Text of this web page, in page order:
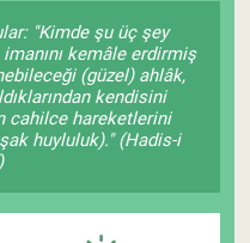
"Kimde şu üç şey
kemâle erdirmiş
(güzel) ahlâk,
kendisini
cahilce hareketlerini
huyluluk)." (Hadis-i